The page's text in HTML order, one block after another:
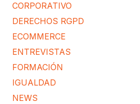
CORPORATIVO
DERECHOS RGPD
ECOMMERCE
ENTREVISTAS
FORMACIÓN
IGUALDAD
NEWS